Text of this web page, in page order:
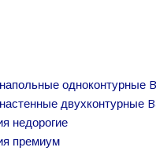
одноконтурные
двухконтурные
недорогие
премиум